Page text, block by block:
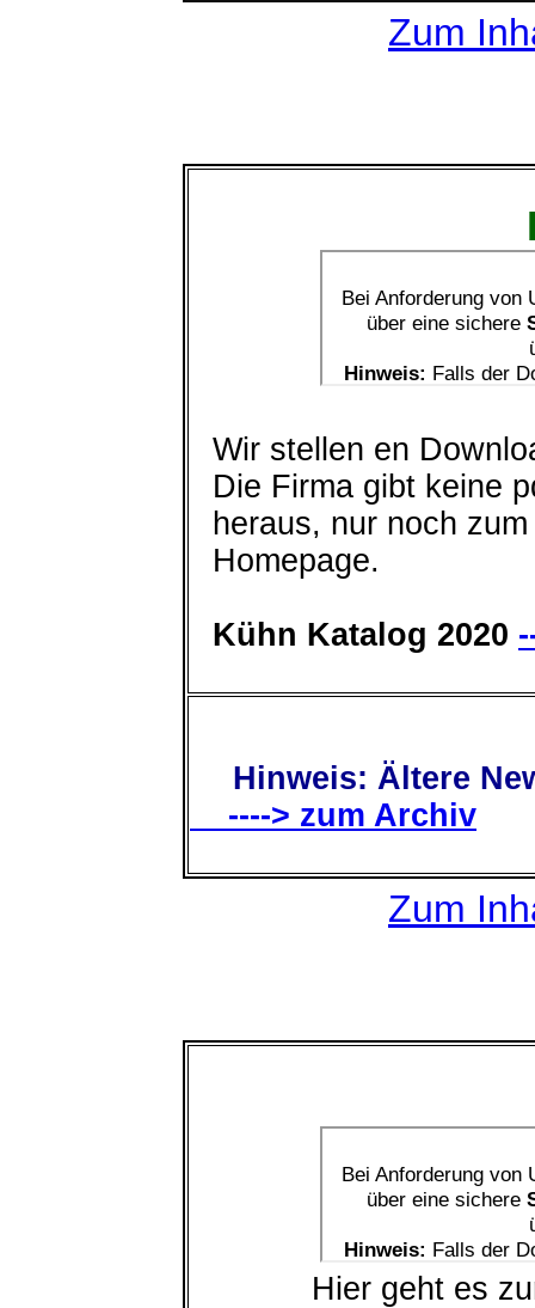
Zum
Wir stellen en
Die Firma gibt keine
heraus, nur noch
Homepage.
Kühn Katalog 2020
Hinweis: Ältere
----> zum Archiv
Zum
Hier geht es